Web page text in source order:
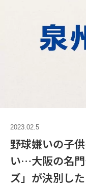
2023.02.5
野球嫌いの子
い…大阪の名
ズ」が決別し